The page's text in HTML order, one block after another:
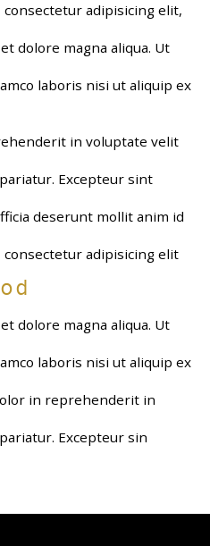
adipisicing elit,
dolore magna aliqua. Ut
laboris nisi ut aliquip ex
in voluptate velit
Excepteur sint
deserunt mollit anim id
adipisicing elit
dolore magna aliqua. Ut
laboris nisi ut aliquip ex
in reprehenderit in
Excepteur sin